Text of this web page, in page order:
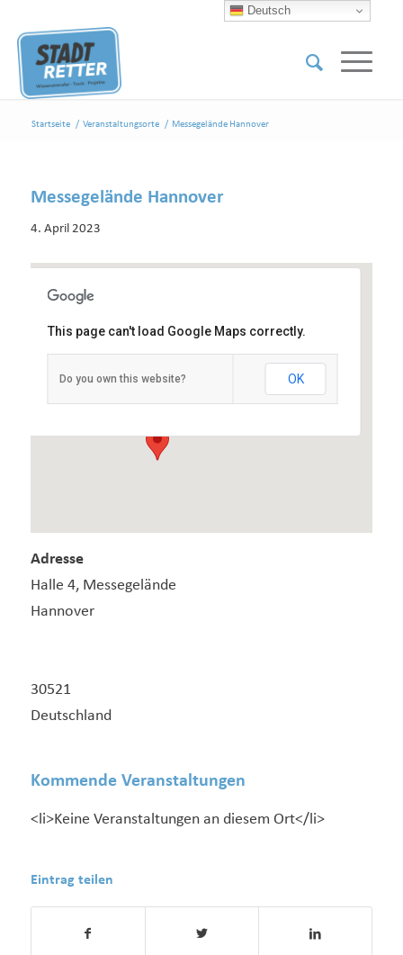
Startseite / Veranstaltungsorte / Messegelände Hannover
Messegelände Hannover
4. April 2023
Messegelände Hannover
Halle 4, Messegelände - Hannover
This page can't load Google Maps correctly.
Do you own this website? OK
Adresse
Halle 4, Messegelände
Hannover
30521
Deutschland
Kommende Veranstaltungen
<li>Keine Veranstaltungen an diesem Ort</li>
Eintrag teilen
Deutsch